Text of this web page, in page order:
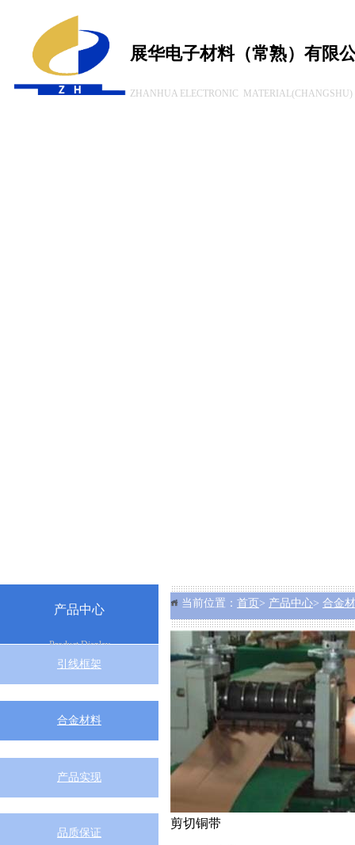
展华电子材料（常熟）有限
ZHANHUA ELECTRONIC MATERIAL(CHANGSHU)
当前位置： 首页 > 产品中心> 合金
产品中心
Product Display
引线框架
合金材料
产品实现
品质保证
剪切铜带